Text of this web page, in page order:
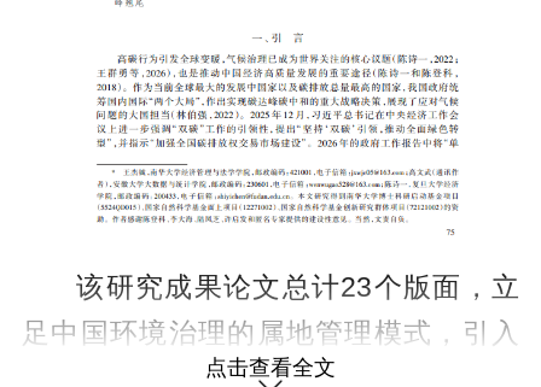
该研究成果论文总计23个版面，立
足中国环境治理的属地管理模式，引入
重叠利益理论分析框架，厘清了企业、
点击查看全文